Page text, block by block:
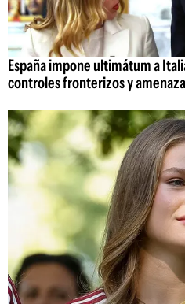
España impone ultimátum a
controles fronterizos y